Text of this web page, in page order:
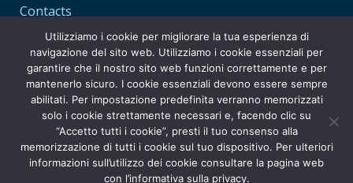
Contacts
Transparency and Privacy
Privacy Policy
Transparent Administration
Utilizziamo i cookie per migliorare la tua esperienza di
navigazione del sito web. Utilizziamo i cookie essenziali per
garantire che il nostro sito web funzioni correttamente e per
mantenerlo sicuro. I cookie essenziali devono essere sempre
abilitati. Per impostazione predefinita verranno memorizzati
solo i cookie strettamente necessari e, facendo clic su
“Accetto tutti i cookie”, presti il tuo consenso alla
memorizzazione di tutti i cookie sul tuo dispositivo. Per ulteriori
informazioni sull’utilizzo dei cookie consultare la pagina web
con l’informativa sulla privacy.